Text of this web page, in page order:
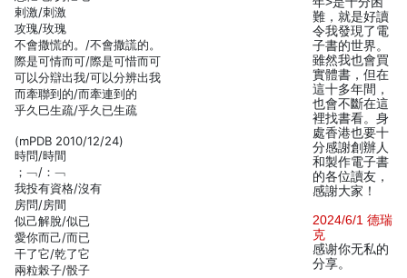
剌激/刺激
攻瑰/玫瑰
不會撒慌的。/不會撒謊的。
際是可情而可/際是可惜而可
可以分辯出我/可以分辨出我
而牽聯到的/而牽連到的
乎久巳生疏/乎久已生疏
(mPDB 2010/12/24)
時問/時間
；﹁/：﹁
我投有資格/沒有
房問/房間
似己解脫/似已
愛你而己/而已
干了它/乾了它
兩粒榖子/骰子
難，就是好讀
令我發現了電
子書的世界。
雖然我也會買
實體書，但在
這十多年間，
也會不斷在這
裡找書看。身
處香港也要十
分感謝創辦人
和製作電子書
的各位讀友，
感謝大家！
2024/6/1 德瑞
克
感谢你无私的
分享。